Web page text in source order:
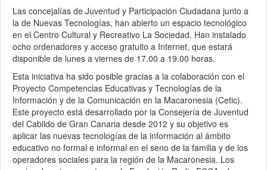
Las concejalías de Juventud y Participación Ciudadana junto a
la de Nuevas Tecnologías, han abierto un espacio tecnológico
en el Centro Cultural y Recreativo La Sociedad. Han instalado
ocho ordenadores y acceso gratuito a Internet, que estará
disponible de lunes a viernes de 17.00 a 19.00 horas.
Esta iniciativa ha sido posible gracias a la colaboración con el
Proyecto Competencias Educativas y Tecnologías de la
Información y de la Comunicación en la Macaronesia (Cetic).
Este proyecto está desarrollado por la Consejería de Juventud
del Cabildo de Gran Canaria desde 2012 y su objetivo es
aplicar las nuevas tecnologías de la información al ámbito
educativo no formal e informal en el seno de la familia y de los
operadores sociales para la región de la Macaronesia. Los